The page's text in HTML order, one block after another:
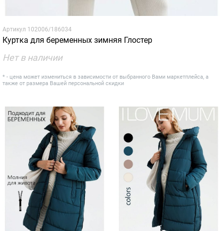
Артикул 102006/186034
Куртка для беременных зимняя Глостер
Нет в наличии
* - цена может измениться в зависимости от выбранного Вами маркетплейса, а
также от размера Вашей персональной скидки